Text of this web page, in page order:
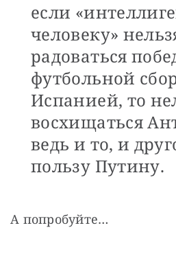
если
человеку»
радоваться
футбольной
Испанией, то
восхищаться
ведь и то, и
пользу Путину.
А попробуйте…